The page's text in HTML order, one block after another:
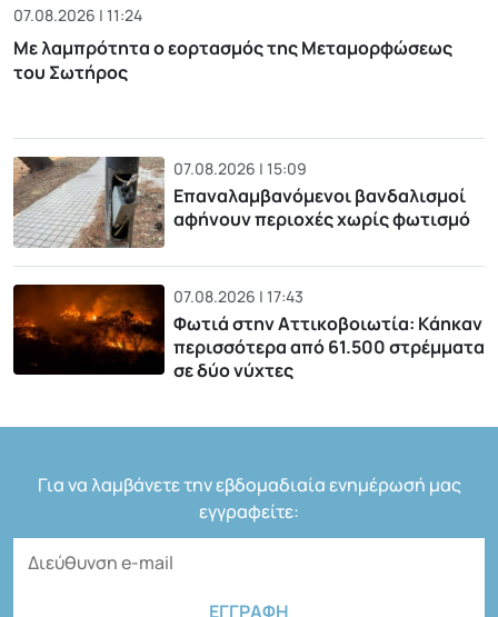
07.08.2026 | 11:24
Με λαμπρότητα ο εορτασμός της Μεταμορφώσεως
του Σωτήρος
07.08.2026 | 15:09
Επαναλαμβανόμενοι βανδαλισμοί
αφήνουν περιοχές χωρίς φωτισμό
07.08.2026 | 17:43
Φωτιά στην Αττικοβοιωτία: Kάηκαν
περισσότερα από 61.500 στρέμματα
σε δύο νύχτες
Για να λαμβάνετε την εβδομαδιαία ενημέρωσή μας
εγγραφείτε: